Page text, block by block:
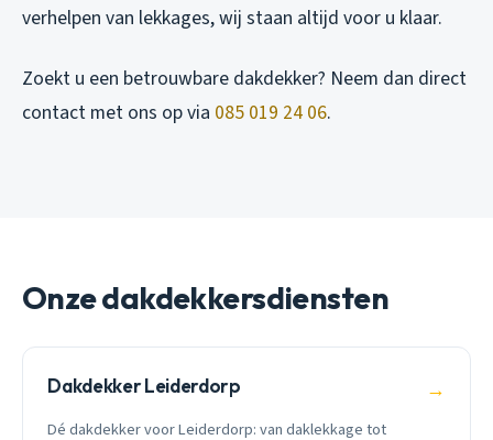
verhelpen van lekkages, wij staan altijd voor u klaar.
Zoekt u een betrouwbare dakdekker? Neem dan direct
contact met ons op via 085 019 24 06.
Onze dakdekkersdiensten
Dakdekker Leiderdorp →
Dé dakdekker voor Leiderdorp: van daklekkage tot